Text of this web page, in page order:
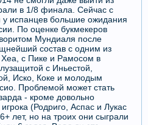
в 1/8 финала. Сейчас с
испанцев большие ожидания
По оценке букмекеров
Мундиаля после
состав с одним из
с Пике и Рамосом в
с Иньестой,
Иско, Коке и молодым
Проблемой может стать
- кроме довольно
(Родриго, Аспас и Лукас
лет, но на троих они сыграли